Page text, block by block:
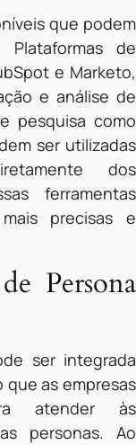
que podem
de
e Marketo,
e análise de
pesquisa como
ser utilizadas
dos
ferramentas
precisas e
Persona
ser integrada
que as empresas
atender às
personas. Ao